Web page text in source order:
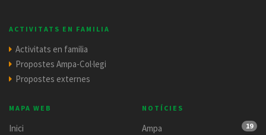
ACTIVITATS EN FAMILIA
Activitats en familia
Propostes Ampa-Col·legi
Propostes externes
MAPA WEB
Inici
NOTÍCIES
Ampa 19